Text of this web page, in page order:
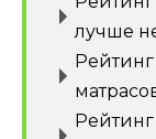
лучше